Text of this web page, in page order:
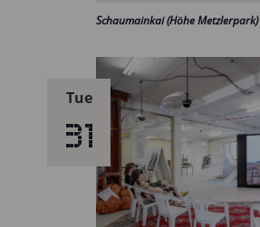
Schaumainkai (Höhe Metzlerpark)
Tue
31